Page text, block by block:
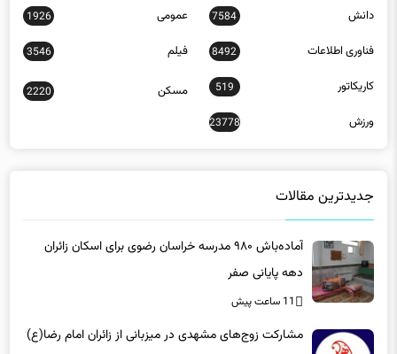
فناوری اطلاعات 8492 فیلم 3546
کاریکاتور 519
2220
ورزش 23778
دهه پایانی صفر
11 ساعت پیش
مشارکت زوج‌های مشهدی در میزبانی از زائران امام رضا(ع)
با برپایی موکب «باهم»